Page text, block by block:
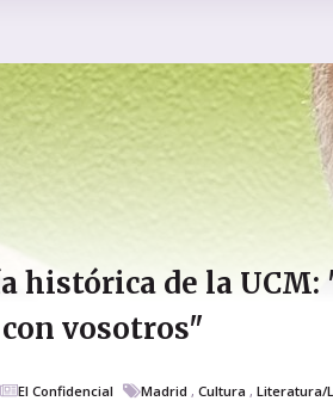
histórica de la UCM:
vosotros"
El Confidencial Madrid , Cultura , Literatura/